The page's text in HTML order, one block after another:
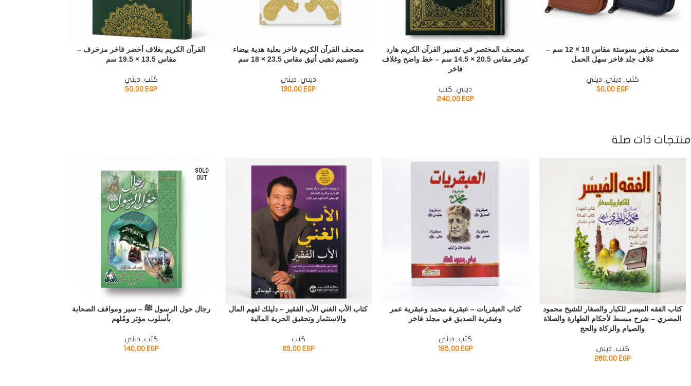
مصحف صغير بسوستة مقاس 18 × 12 سم –
غلاف جلد فاخر سهل الحمل
كتب , ديني , ديني
50,00 EGP
مصحف المختصر في تفسير القرآن الكريم هارد
كوفر مقاس 20.5 × 14.5 سم – خط واضح وغلاف
فاخر
ديني , كتب
240,00 EGP
مصحف القرآن الكريم فاخر بعلبة هدية بيضاء
وتصميم ذهبي أنيق مقاس 23.5 × 18 سم
ديني , ديني
130,00EGP
القرآن الكريم بغلاف أخضر فاخر مزخرف –
مقاس 13.5 × 19.5 سم
كتب , ديني
50,00EGP
منتجات ذات صلة
كتاب الفقه الميسر للكبار والصغار للشيخ محمود
المصري – شرح مبسط لأحكام الطهارة والصلاة
والصيام والزكاة والحج
كتب, ديني
260,00 EGP
كتاب العبقريات – عبقرية محمد وعبقرية عمر
وعبقرية الصديق في مجلد فاخر
كتب, ديني
195,00 EGP
كتاب الأب الغني الأب الفقير – دليلك لفهم المال
والاستثمار وتحقيق الحرية المالية
كتب
65,00 EGP
SOLD
OUT
رجال حول الرسول ﷺ – سير ومواقف الصحابة
بأسلوب مؤثر ومُلهم
كتب, ديني
140,00EGP